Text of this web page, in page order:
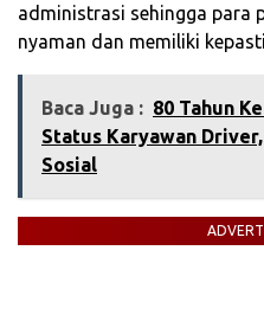
administrasi sehingga para
nyaman dan memiliki
Baca Juga : 80 Tahun
Status Karyawan
Sosial